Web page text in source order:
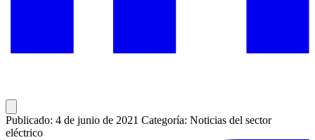
Publicado: 4 de junio de 2021 Categoría: Noticias del sector
eléctrico